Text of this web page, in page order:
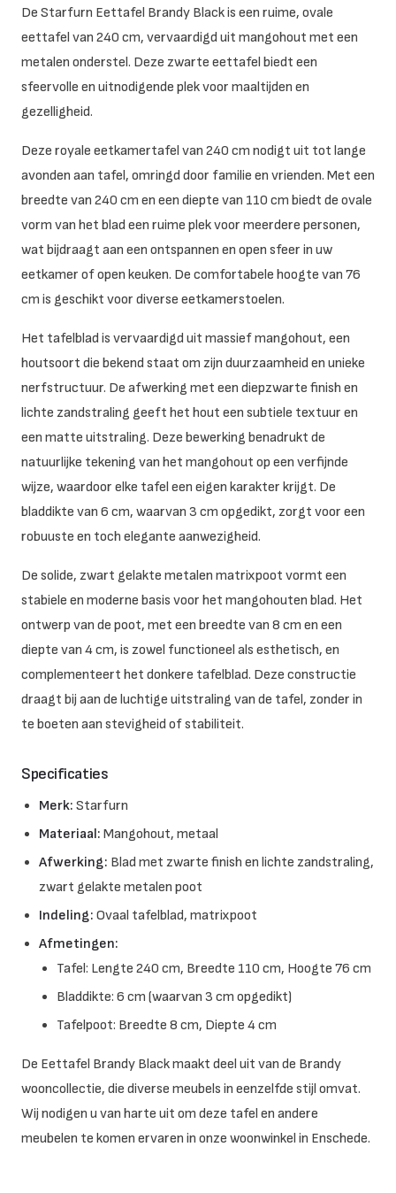
De Starfurn Eettafel Brandy Black is een ruime, ovale
eettafel van 240 cm, vervaardigd uit mangohout met een
metalen onderstel. Deze zwarte eettafel biedt een
sfeervolle en uitnodigende plek voor maaltijden en
gezelligheid.
Deze royale eetkamertafel van 240 cm nodigt uit tot lange
avonden aan tafel, omringd door familie en vrienden. Met een
breedte van 240 cm en een diepte van 110 cm biedt de ovale
vorm van het blad een ruime plek voor meerdere personen,
wat bijdraagt aan een ontspannen en open sfeer in uw
eetkamer of open keuken. De comfortabele hoogte van 76
cm is geschikt voor diverse eetkamerstoelen.
Het tafelblad is vervaardigd uit massief mangohout, een
houtsoort die bekend staat om zijn duurzaamheid en unieke
nerfstructuur. De afwerking met een diepzwarte finish en
lichte zandstraling geeft het hout een subtiele textuur en
een matte uitstraling. Deze bewerking benadrukt de
natuurlijke tekening van het mangohout op een verfijnde
wijze, waardoor elke tafel een eigen karakter krijgt. De
bladdikte van 6 cm, waarvan 3 cm opgedikt, zorgt voor een
robuuste en toch elegante aanwezigheid.
De solide, zwart gelakte metalen matrixpoot vormt een
stabiele en moderne basis voor het mangohouten blad. Het
ontwerp van de poot, met een breedte van 8 cm en een
diepte van 4 cm, is zowel functioneel als esthetisch, en
complementeert het donkere tafelblad. Deze constructie
draagt bij aan de luchtige uitstraling van de tafel, zonder in
te boeten aan stevigheid of stabiliteit.
Specificaties
Merk: Starfurn
Materiaal: Mangohout, metaal
Afwerking: Blad met zwarte finish en lichte zandstraling,
zwart gelakte metalen poot
Indeling: Ovaal tafelblad, matrixpoot
Afmetingen:
Tafel: Lengte 240 cm, Breedte 110 cm, Hoogte 76 cm
Bladdikte: 6 cm (waarvan 3 cm opgedikt)
Tafelpoot: Breedte 8 cm, Diepte 4 cm
De Eettafel Brandy Black maakt deel uit van de Brandy
wooncollectie, die diverse meubels in eenzelfde stijl omvat.
Wij nodigen u van harte uit om deze tafel en andere
meubelen te komen ervaren in onze woonwinkel in Enschede.